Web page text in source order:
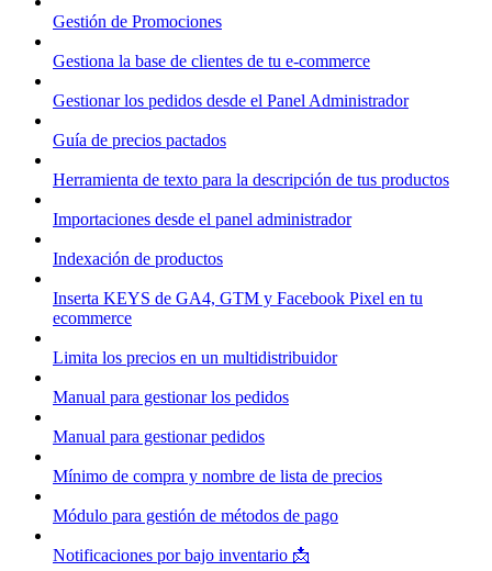
Gestión de Promociones
Gestiona la base de clientes de tu e-commerce
Gestionar los pedidos desde el Panel Administrador
Guía de precios pactados
Herramienta de texto para la descripción de tus productos
Importaciones desde el panel administrador
Indexación de productos
Inserta KEYS de GA4, GTM y Facebook Pixel en tu
ecommerce
Limita los precios en un multidistribuidor
Manual para gestionar los pedidos
Manual para gestionar pedidos
Mínimo de compra y nombre de lista de precios
Módulo para gestión de métodos de pago
Notificaciones por bajo inventario 📩